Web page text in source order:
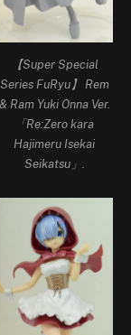
【Super Special
Series FuRyu】 Rem
& Ram Yuki Onna Ver.
「Re:Zero kara
Hajimeru Isekai
Seikatsu」.